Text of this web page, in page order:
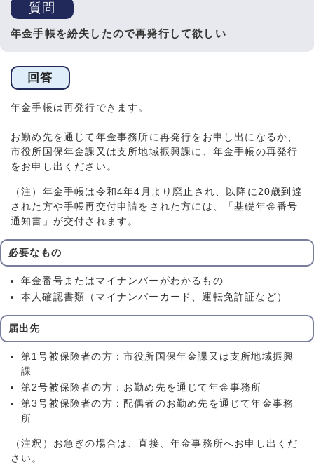
質問
年金手帳を紛失したので再発行して欲しい
回答
年金手帳は再発行できます。
お勤め先を通じて年金事務所に再発行をお申し出になるか、
市役所国保年金課又は支所地域振興課に、年金手帳の再発行
をお申し出ください。
（注）年金手帳は令和4年4月より廃止され、以降に20歳到達
された方や手帳再交付申請をされた方には、「基礎年金番号
通知書」が交付されます。
必要なもの
年金番号またはマイナンバーがわかるもの
本人確認書類（マイナンバーカード、運転免許証など）
届出先
第1号被保険者の方：市役所国保年金課又は支所地域振興
課
第2号被保険者の方：お勤め先を通じて年金事務所
第3号被保険者の方：配偶者のお勤め先を通じて年金事務
所
（注釈）お急ぎの場合は、直接、年金事務所へお申し出くだ
さい。